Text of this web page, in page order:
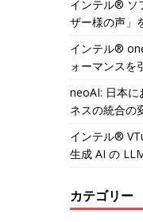
インテル® ソ
ザー様の声」
インテル®
ォーマンスを
neoAI: 日本に
ネスの統合の
インテル®
生成 AI の
カテゴリー